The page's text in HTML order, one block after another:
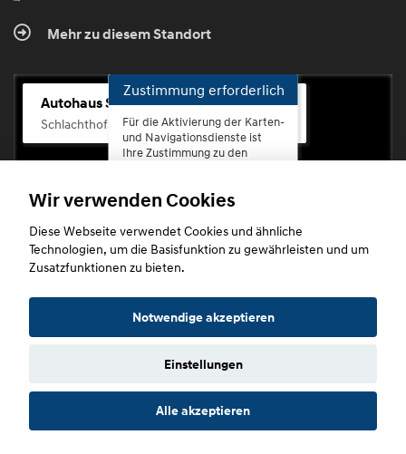
Mehr zu diesem Standort
Autohaus Scherhag
Schlachthofstr. 68, 56073 Koblenz-Rauental
Zustimmung erforderlich
Für die Aktivierung der Karten-
und Navigationsdienste ist
Ihre Zustimmung zu den
erforderlich.
Zustimmen
Copyright © 2026. Autohaus Scherhag
Datenschutz Impressum
Wir verwenden Cookies
Diese Webseite verwendet Cookies und ähnliche
Technologien, um die Basisfunktion zu gewährleisten und um
Zusatzfunktionen zu bieten.
Notwendige akzeptieren
Einstellungen
Alle akzeptieren